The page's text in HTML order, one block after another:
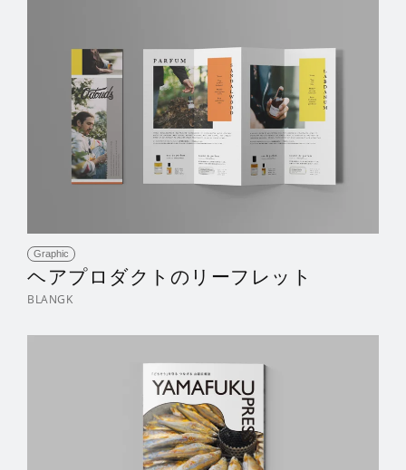
Graphic
ヘアプロダクトのリーフレット
BLANGK